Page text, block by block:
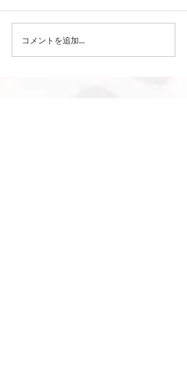
第41回日本クラブユース
サッカー選手権（U-15）
コメントを追加…